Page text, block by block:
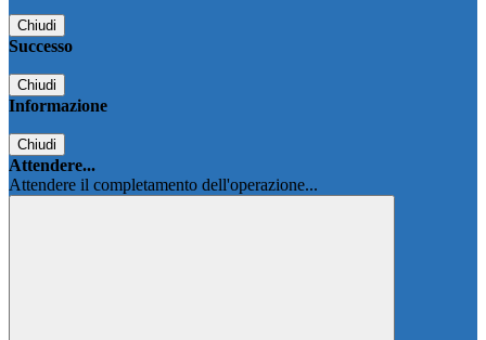
Chiudi
Successo
Chiudi
Informazione
Chiudi
Attendere...
Attendere il completamento dell'operazione...